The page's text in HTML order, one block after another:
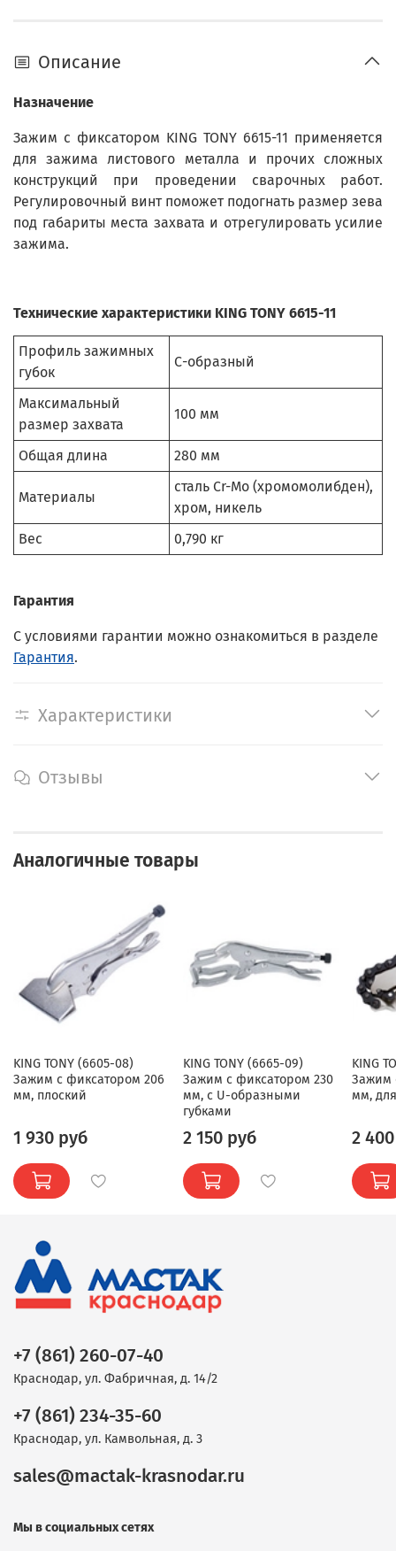
Описание
Назначение
Зажим с фиксатором KING TONY 6615-11 применяется
для зажима листового металла и прочих сложных
конструкций при проведении сварочных работ.
Регулировочный винт поможет подогнать размер зева
под габариты места захвата и отрегулировать усилие
зажима.
Технические характеристики KING TONY 6615-11
Профиль зажимных
губок
С-образный
Максимальный
размер захвата
100 мм
Общая длина 280 мм
Материалы
сталь Cr-Mo (хромомолибден),
хром, никель
Вес
0,790 кг
Гарантия
С условиями гарантии можно ознакомиться в разделе
Гарантия.
Характеристики
Отзывы
Аналогичные товары
KING TONY (6605-08)
Зажим с фиксатором 206
мм, плоский
1 930 руб
KING TONY (6665-09)
Зажим с фиксатором 230
мм, с U-образными
губками
2 150 руб
KING
Зажим
мм,
2
+7 (861) 260-07-40
Краснодар, ул. Фабричная, д. 14/2
+7 (861) 234-35-60
Краснодар, ул. Камвольная, д. 3
sales@mactak-krasnodar.ru
Мы в социальных сетях